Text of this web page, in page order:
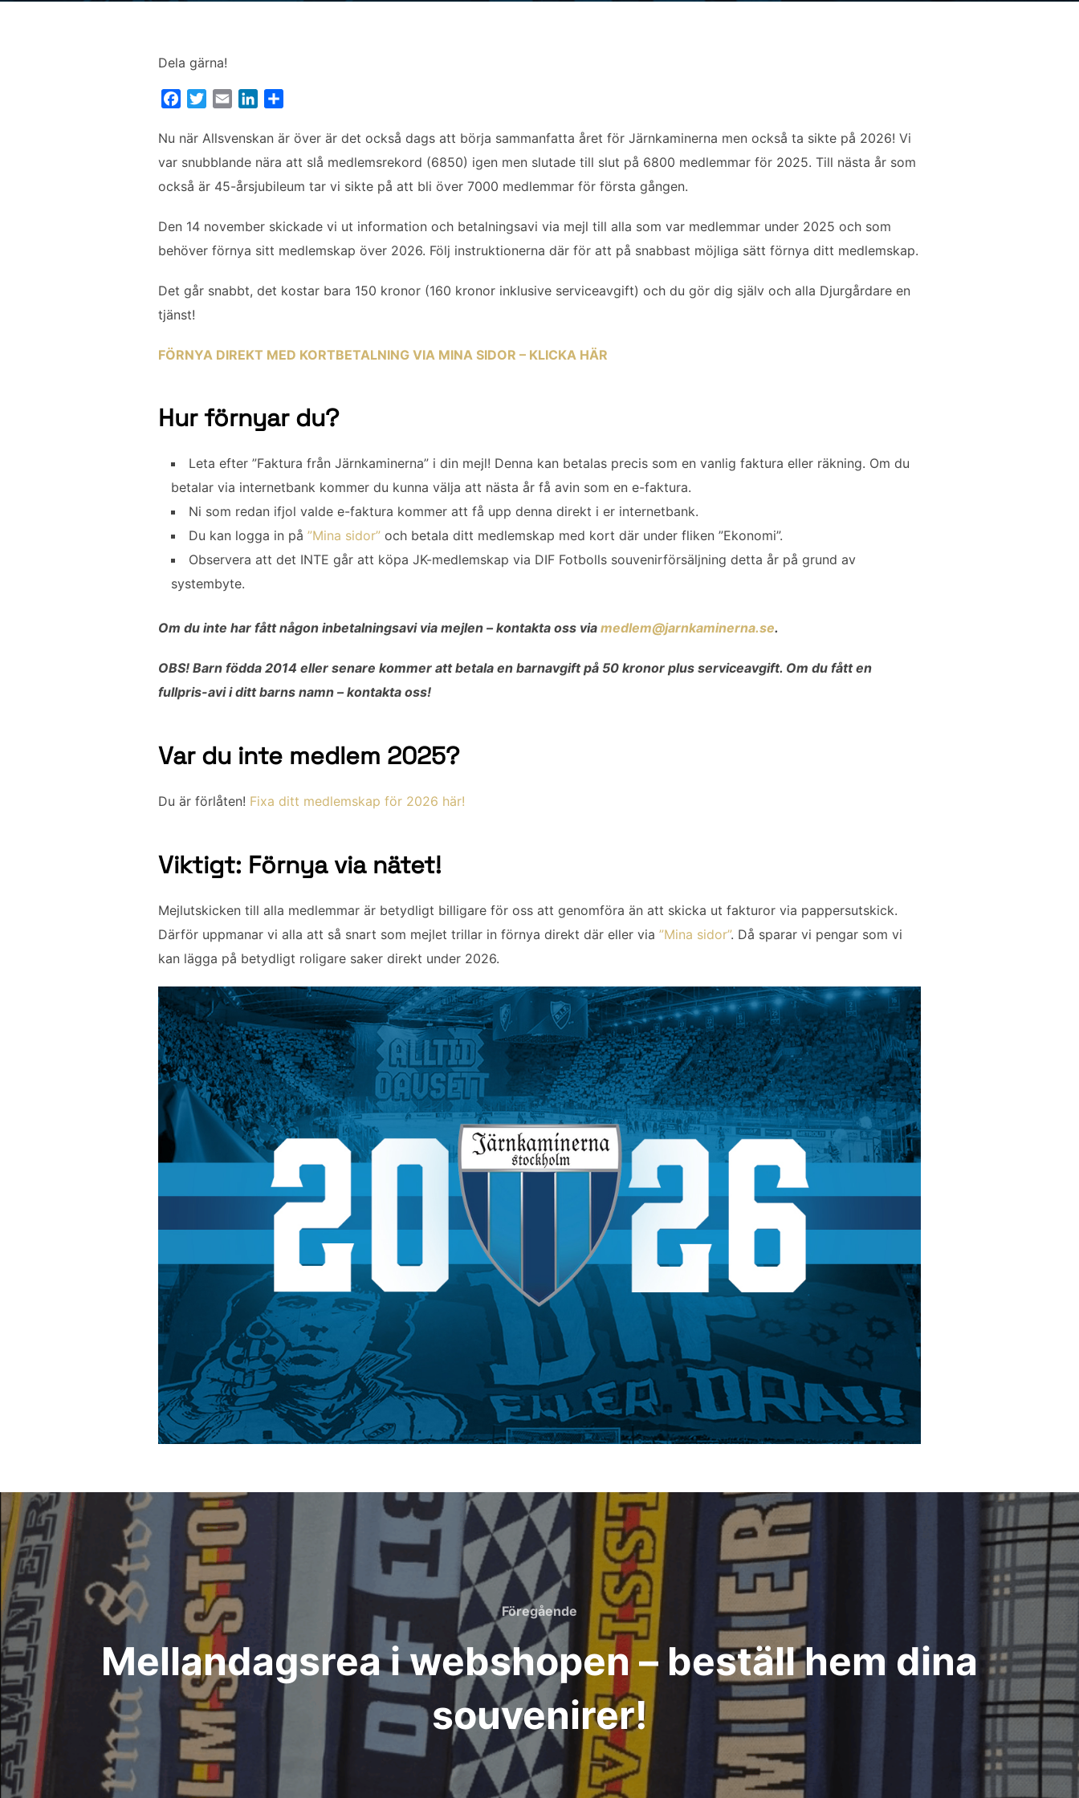
Dela gärna!
c
e
o
k
i
t
e
a
i
n
k
d
n
l
a
Nu när Allsvenskan är över är det också dags att börja sammanfatta året för Järnkaminerna men också ta sikte på 2026! Vi
var snubblande nära att slå medlemsrekord (6850) igen men slutade till slut på 6800 medlemmar för 2025. Till nästa år som
också är 45-årsjubileum tar vi sikte på att bli över 7000 medlemmar för första gången.
Den 14 november skickade vi ut information och betalningsavi via mejl till alla som var medlemmar under 2025 och som
behöver förnya sitt medlemskap över 2026. Följ instruktionerna där för att på snabbast möjliga sätt förnya ditt medlemskap.
Det går snabbt, det kostar bara 150 kronor (160 kronor inklusive serviceavgift) och du gör dig själv och alla Djurgårdare en
tjänst!
FÖRNYA DIREKT MED KORTBETALNING VIA MINA SIDOR – KLICKA HÄR
Hur förnyar du?
Leta efter ”Faktura från Järnkaminerna” i din mejl! Denna kan betalas precis som en vanlig faktura eller räkning. Om du
betalar via internetbank kommer du kunna välja att nästa år få avin som en e-faktura.
Ni som redan ifjol valde e-faktura kommer att få upp denna direkt i er internetbank.
Du kan logga in på ”Mina sidor” och betala ditt medlemskap med kort där under fliken ”Ekonomi”.
Observera att det INTE går att köpa JK-medlemskap via DIF Fotbolls souvenirförsäljning detta år på grund av
systembyte.
Om du inte har fått någon inbetalningsavi via mejlen – kontakta oss via medlem@jarnkaminerna.se.
OBS! Barn födda 2014 eller senare kommer att betala en barnavgift på 50 kronor plus serviceavgift. Om du fått en
fullpris-avi i ditt barns namn – kontakta oss!
Var du inte medlem 2025?
Du är förlåten! Fixa ditt medlemskap för 2026 här!
Viktigt: Förnya via nätet!
Mejlutskicken till alla medlemmar är betydligt billigare för oss att genomföra än att skicka ut fakturor via pappersutskick.
Därför uppmanar vi alla att så snart som mejlet trillar in förnya direkt där eller via ”Mina sidor”. Då sparar vi pengar som vi
kan lägga på betydligt roligare saker direkt under 2026.
Inläggsnavigering
Föregående
Föregående
Mellandagsrea i webshopen – beställ hem dina
souvenirer!